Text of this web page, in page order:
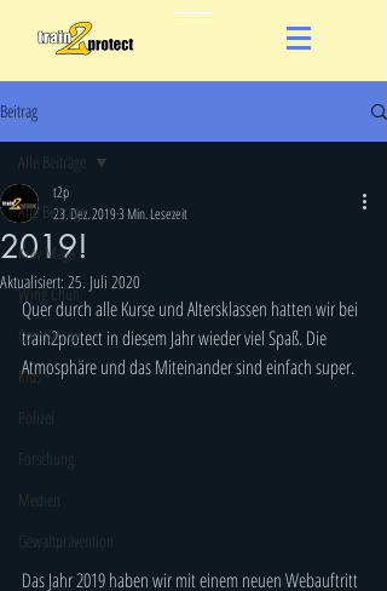
Beitrag
Alle Beiträge
Krav Maga
Wing Chun
Combatives
Kids
Polizei
Forschung
Medien
Gewaltprävention
Alle Beiträge
2019!
t2p
23. Dez. 20193 Min. Lesezeit
Aktualisiert: 25. Juli 2020
Quer durch alle Kurse und Altersklassen hatten wir bei
train2protect in diesem Jahr wieder viel Spaß. Die
Atmosphäre und das Miteinander sind einfach super.
Das Jahr 2019 haben wir mit einem neuen Webauftritt